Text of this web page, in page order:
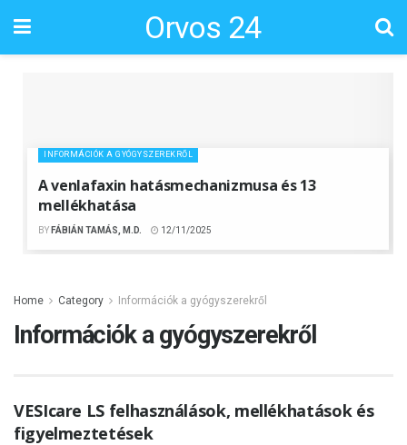
Orvos 24
INFORMÁCIÓK A GYÓGYSZEREKRŐL
A venlafaxin hatásmechanizmusa és 13
mellékhatása
BY FÁBIÁN TAMÁS, M.D. 12/11/2025
Home Category Információk a gyógyszerekről
Információk a gyógyszerekről
VESIcare LS felhasználások, mellékhatások és
figyelmeztetések